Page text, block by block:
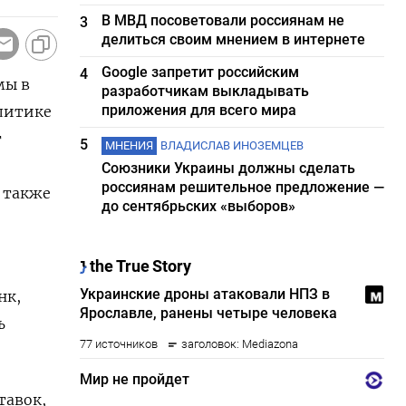
в
также
3
В МВД посоветовали россиянам не
делиться своим мнением в интернете
4
Google запретит российским
разработчикам выкладывать
приложения для всего мира
5
МНЕНИЯ ВЛАДИСЛАВ ИНОЗЕМЦЕВ
Союзники Украины должны сделать
россиянам решительное предложение —
до сентябрьских «выборов»